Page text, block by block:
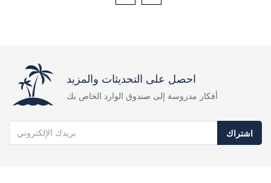
احصل على التحديثات والمزيد
أفكار مدروسة إلى صندوق الوارد الخاص بك
اشتراك